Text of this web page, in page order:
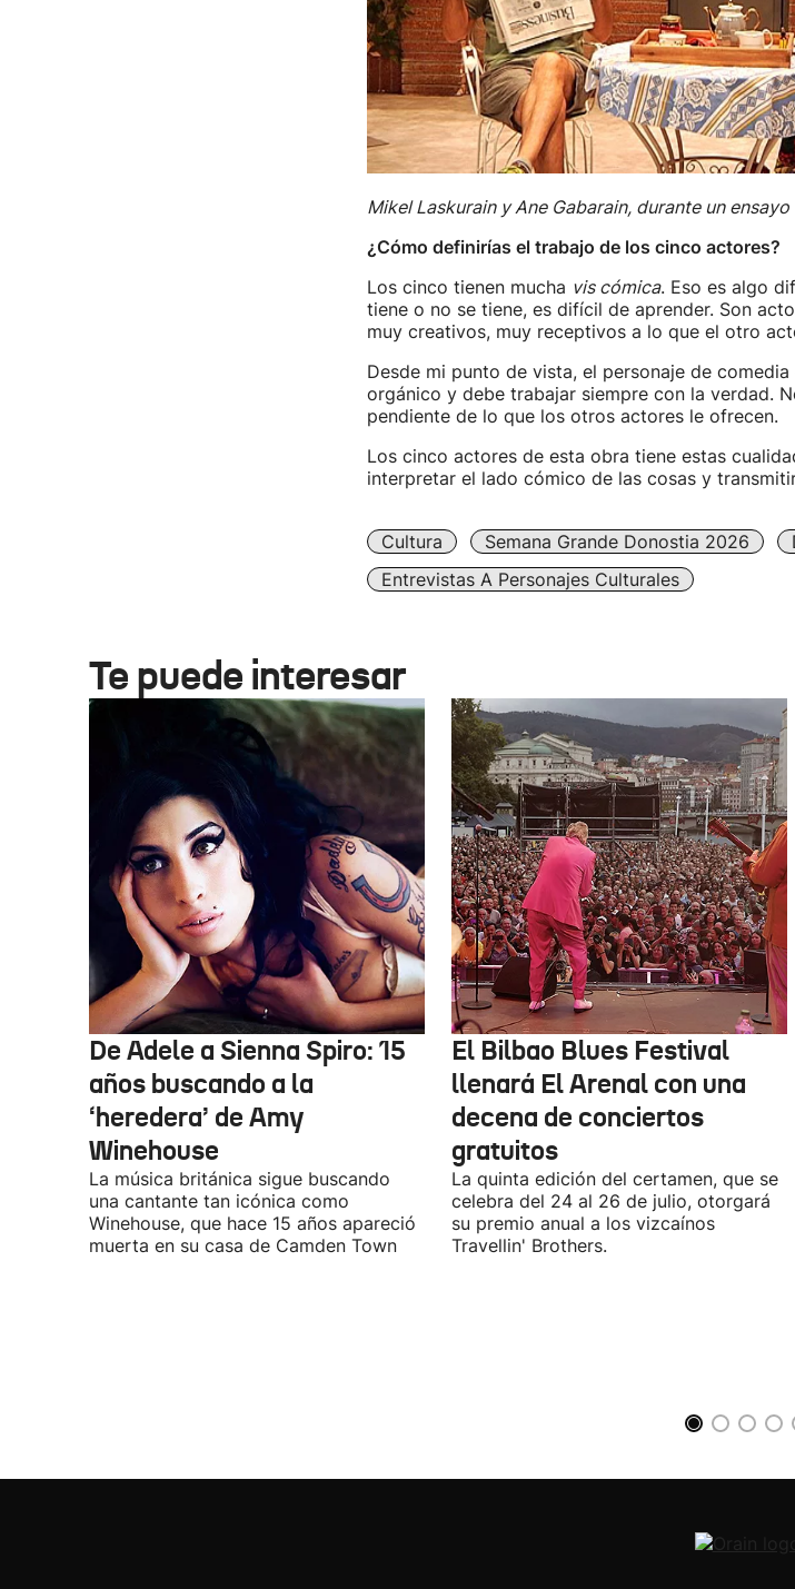
Mikel Laskurain y Ane Gabarain, durante un ensayo
¿Cómo definirías el trabajo de los cinco actores?
Los cinco tienen mucha vis cómica. Eso es algo
tiene o no se tiene, es difícil de aprender. Son
muy creativos, muy receptivos a lo que el otro
Desde mi punto de vista, el personaje de
orgánico y debe trabajar siempre con la verdad.
pendiente de lo que los otros actores le ofrecen.
Los cinco actores de esta obra tiene estas
interpretar el lado cómico de las cosas y
Cultura Semana Grande Donostia 2026
Entrevistas A Personajes Culturales
Te puede interesar
De Adele a Sienna Spiro: 15
años buscando a la
‘heredera’ de Amy
Winehouse
La música británica sigue buscando
una cantante tan icónica como
Winehouse, que hace 15 años apareció
muerta en su casa de Camden Town
El Bilbao Blues Festival
llenará El Arenal con una
decena de conciertos
gratuitos
La quinta edición del certamen, que se
celebra del 24 al 26 de julio, otorgará
su premio anual a los vizcaínos
Travellin' Brothers.